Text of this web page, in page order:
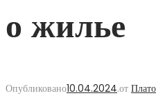
о жилье
Опубликовано10.04.2024.от